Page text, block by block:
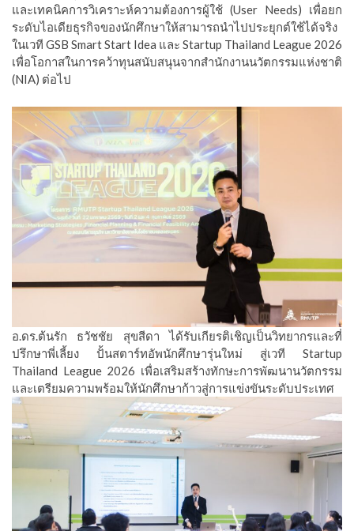
และเทคนิคการวิเคราะห์ความต้องการผู้ใช้ (User Needs) เพื่อยก
ระดับไอเดียธุรกิจของนักศึกษาให้สามารถนำไปประยุกต์ใช้ได้จริง
ในเวที GSB Smart Start Idea และ Startup Thailand League 2026
เพื่อโอกาสในการคว้าทุนสนับสนุนจากสำนักงานนวัตกรรมแห่งชาติ
(NIA) ต่อไป
อ.ดร.ต้นรัก ธวัชชัย สุขสีดา ได้รับเกียรติเชิญเป็นวิทยากรและที่
ปรึกษาพี่เลี้ยง ปั้นสตาร์ทอัพนักศึกษารุ่นใหม่ สู่เวที Startup
Thailand League 2026 เพื่อเสริมสร้างทักษะการพัฒนานวัตกรรม
และเตรียมความพร้อมให้นักศึกษาก้าวสู่การแข่งขันระดับประเทศ